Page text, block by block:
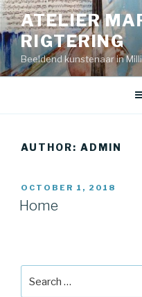
Skip
to
content
ATELIER
RIGTERING
Beeldend kunstenaar in
AUTHOR: ADMIN
POSTED
ON
OCTOBER 1, 2018
Home
for: